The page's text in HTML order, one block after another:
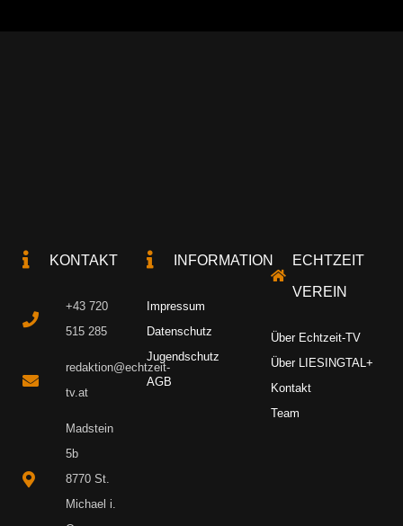
KONTAKT
+43 720
515 285
redaktion@echtzeit-
tv.at
Madstein
5b
8770 St.
Michael i.
INFORMATION
Impressum
Datenschutz
Jugendschutz
AGB
ECHTZEIT
VEREIN
Über Echtzeit-TV
Über LIESINGTAL+
Kontakt
Team